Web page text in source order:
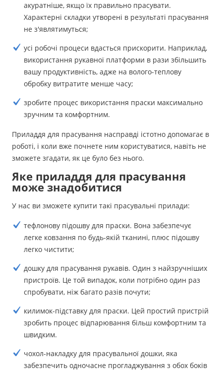
акуратніше, якщо їх правильно прасувати.
Характерні складки утворені в результаті прасування
не з'являтимуться;
усі робочі процеси вдасться прискорити. Наприклад,
використання рукавної платформи в рази збільшить
вашу продуктивність, адже на волого-теплову
обробку витратите менше часу;
зробите процес використання праски максимально
зручним та комфортним.
Приладдя для прасування насправді істотно допомагає в
роботі, і коли вже почнете ним користуватися, навіть не
зможете згадати, як це було без нього.
Яке приладдя для прасування
може знадобитися
У нас ви зможете купити такі прасувальні прилади:
тефлонову підошву для праски. Вона забезпечує
легке ковзання по будь-якій тканині, плюс підошву
легко чистити;
дошку для прасування рукавів. Один з найзручніших
пристроїв. Це той випадок, коли потрібно один раз
спробувати, ніж багато разів почути;
килимок-підставку для праски. Цей простий пристрій
зробить процес відпарювання більш комфортним та
швидким.
чохол-накладку для прасувальної дошки, яка
забезпечить одночасне прогладжування з обох боків